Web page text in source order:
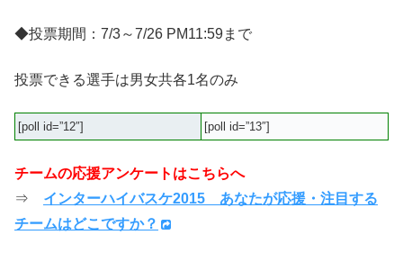
◆投票期間：7/3～7/26 PM11:59まで
投票できる選手は男女共各1名のみ
[poll id=”12″] [poll id=”13″]
チームの応援アンケートはこちらへ
⇒ インターハイバスケ2015 あなたが応援・注目する
チームはどこですか？